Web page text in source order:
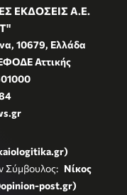
ΕΚΔΟΣΕΙΣ Α.Ε.
10679, Ελλάδα
Αττικής
Σύμβουλος: Νίκος
post.gr)